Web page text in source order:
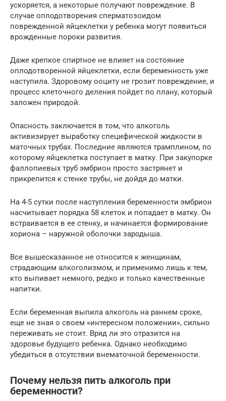
ускоряется, а некоторые получают повреждение. В
случае оплодотворения сперматозоидом
поврежденной яйцеклетки у ребенка могут появиться
врожденные пороки развития.
Даже крепкое спиртное не влияет на состояние
оплодотворенной яйцеклетки, если беременность уже
наступила. Здоровому ооциту не грозит повреждение, и
процесс клеточного деления пойдет по плану, который
заложен природой.
Опасность заключается в том, что алкоголь
активизирует выработку специфической жидкости в
маточных трубах. Последние являются трамплином, по
которому яйцеклетка поступает в матку. При закупорке
фаллопиевых труб эмбрион просто застрянет и
прикрепится к стенке трубы, не дойдя до матки.
На 4-5 сутки после наступления беременности эмбрион
насчитывает порядка 58 клеток и попадает в матку. Он
встраивается в ее стенку, и начинается формирование
хориона – наружной оболочки зародыша.
Все вышесказанное не относится к женщинам,
страдающим алкоголизмом, и применимо лишь к тем,
кто выпивает немного, редко и только качественные
напитки.
Если беременная выпила алкоголь на раннем сроке,
еще не зная о своем «интересном положении», сильно
переживать не стоит. Вряд ли это отразится на
здоровье будущего ребенка. Однако необходимо
убедиться в отсутствии внематочной беременности.
Почему нельзя пить алкоголь при
беременности?